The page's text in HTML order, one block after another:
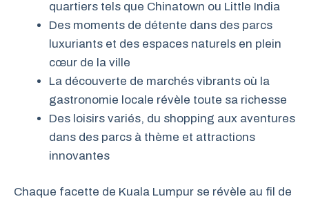
quartiers tels que Chinatown ou Little India
Des moments de détente dans des parcs
luxuriants et des espaces naturels en plein
cœur de la ville
La découverte de marchés vibrants où la
gastronomie locale révèle toute sa richesse
Des loisirs variés, du shopping aux aventures
dans des parcs à thème et attractions
innovantes
Chaque facette de Kuala Lumpur se révèle au fil de